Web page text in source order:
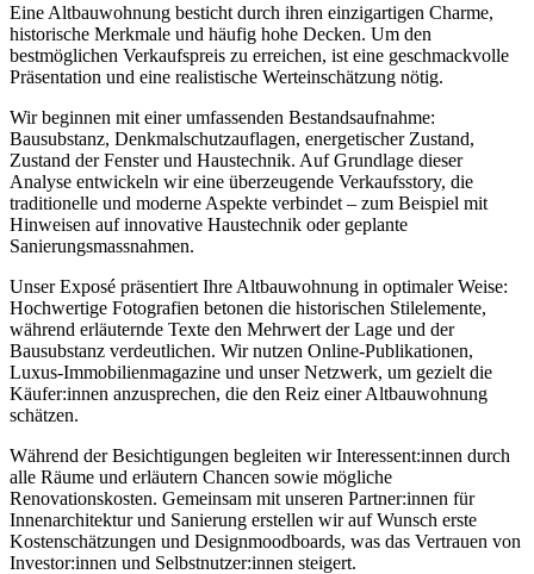
Eine Altbauwohnung besticht durch ihren einzigartigen Charme,
historische Merkmale und häufig hohe Decken. Um den
bestmöglichen Verkaufspreis zu erreichen, ist eine geschmackvolle
Präsentation und eine realistische Werteinschätzung nötig.
Wir beginnen mit einer umfassenden Bestandsaufnahme:
Bausubstanz, Denkmalschutzauflagen, energetischer Zustand,
Zustand der Fenster und Haustechnik. Auf Grundlage dieser
Analyse entwickeln wir eine überzeugende Verkaufsstory, die
traditionelle und moderne Aspekte verbindet – zum Beispiel mit
Hinweisen auf innovative Haustechnik oder geplante
Sanierungsmassnahmen.
Unser Exposé präsentiert Ihre Altbauwohnung in optimaler Weise:
Hochwertige Fotografien betonen die historischen Stilelemente,
während erläuternde Texte den Mehrwert der Lage und der
Bausubstanz verdeutlichen. Wir nutzen Online-Publikationen,
Luxus-Immobilienmagazine und unser Netzwerk, um gezielt die
Käufer:innen anzusprechen, die den Reiz einer Altbauwohnung
schätzen.
Während der Besichtigungen begleiten wir Interessent:innen durch
alle Räume und erläutern Chancen sowie mögliche
Renovationskosten. Gemeinsam mit unseren Partner:innen für
Innenarchitektur und Sanierung erstellen wir auf Wunsch erste
Kostenschätzungen und Designmoodboards, was das Vertrauen von
Investor:innen und Selbstnutzer:innen steigert.